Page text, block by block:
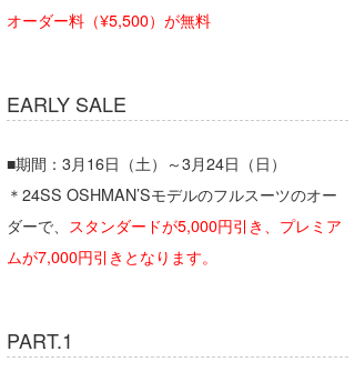
オーダー料（¥5,500）が無料
EARLY SALE
■期間：3月16日（土）～3月24日（日）
＊24SS OSHMAN’Sモデルのフルスーツのオー
ダーで、 スタンダードが5,000円引き、プレミア
ムが7,000円引きとなります。
PART.1